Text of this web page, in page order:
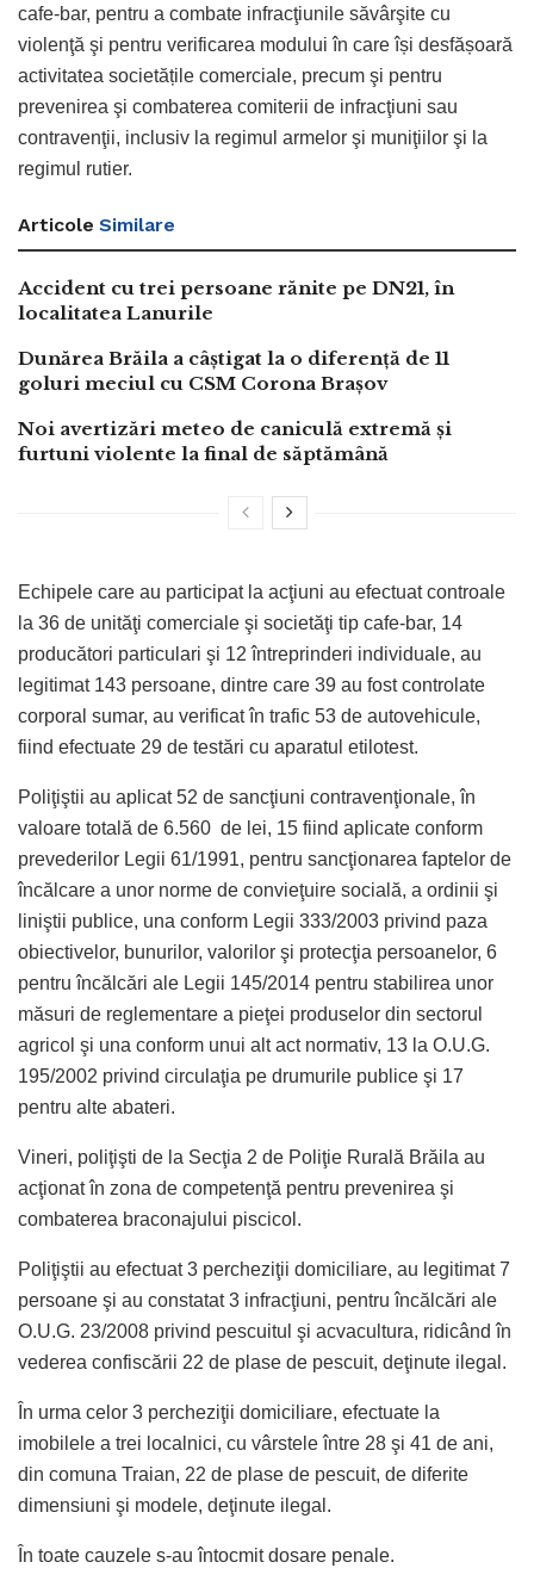
cafe-bar, pentru a combate infracţiunile săvârşite cu
violenţă şi pentru verificarea modului în care își desfășoară
activitatea societățile comerciale, precum şi pentru
prevenirea şi combaterea comiterii de infracţiuni sau
contravenţii, inclusiv la regimul armelor şi muniţiilor şi la
regimul rutier.
Articole Similare
Accident cu trei persoane rănite pe DN21, în
localitatea Lanurile
Dunărea Brăila a câștigat la o diferență de 11
goluri meciul cu CSM Corona Brașov
Noi avertizări meteo de caniculă extremă și
furtuni violente la final de săptămână
Echipele care au participat la acţiuni au efectuat controale
la 36 de unităţi comerciale şi societăţi tip cafe-bar, 14
producători particulari şi 12 întreprinderi individuale, au
legitimat 143 persoane, dintre care 39 au fost controlate
corporal sumar, au verificat în trafic 53 de autovehicule,
fiind efectuate 29 de testări cu aparatul etilotest.
Poliţiştii au aplicat 52 de sancţiuni contravenţionale, în
valoare totală de 6.560 de lei, 15 fiind aplicate conform
prevederilor Legii 61/1991, pentru sancţionarea faptelor de
încălcare a unor norme de convieţuire socială, a ordinii şi
liniştii publice, una conform Legii 333/2003 privind paza
obiectivelor, bunurilor, valorilor şi protecţia persoanelor, 6
pentru încălcări ale Legii 145/2014 pentru stabilirea unor
măsuri de reglementare a pieţei produselor din sectorul
agricol şi una conform unui alt act normativ, 13 la O.U.G.
195/2002 privind circulaţia pe drumurile publice şi 17
pentru alte abateri.
Vineri, poliţişti de la Secţia 2 de Poliţie Rurală Brăila au
acţionat în zona de competenţă pentru prevenirea şi
combaterea braconajului piscicol.
Poliţiştii au efectuat 3 percheziţii domiciliare, au legitimat 7
persoane şi au constatat 3 infracţiuni, pentru încălcări ale
O.U.G. 23/2008 privind pescuitul şi acvacultura, ridicând în
vederea confiscării 22 de plase de pescuit, deţinute ilegal.
În urma celor 3 percheziţii domiciliare, efectuate la
imobilele a trei localnici, cu vârstele între 28 şi 41 de ani,
din comuna Traian, 22 de plase de pescuit, de diferite
dimensiuni şi modele, deţinute ilegal.
În toate cauzele s-au întocmit dosare penale.